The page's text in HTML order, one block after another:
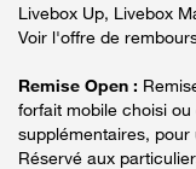
Livebox Up, Livebox
Voir l'offre de
Remise Open :
forfait mobile choisi
supplémentaires,
Réservé aux